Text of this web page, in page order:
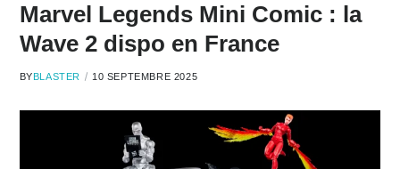
Marvel Legends Mini Comic : la
Wave 2 dispo en France
BY BLASTER 10 SEPTEMBRE 2025